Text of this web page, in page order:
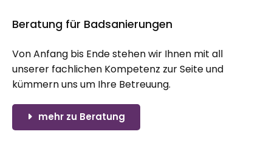
Beratung für Badsanierungen
Von Anfang bis Ende stehen wir Ihnen mit all
unserer fachlichen Kompetenz zur Seite und
kümmern uns um Ihre Betreuung.
mehr zu Beratung